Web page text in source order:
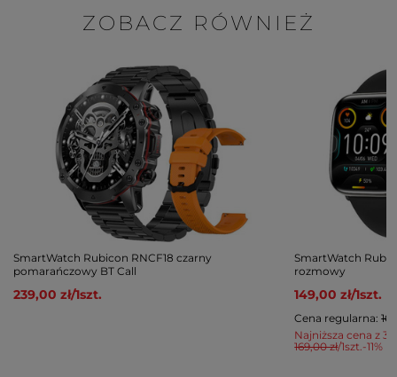
ZOBACZ RÓWNIEŻ
SmartWatch Rubicon RNCF18 czarny
pomarańczowy BT Call
239,00 zł/1szt.
SmartWatch
rozmowy
149,00 zł/1szt.
Najniższa cena z
169,00 zł/1szt. -11%
Cena regularna: